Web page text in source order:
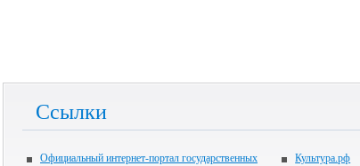
Ссылки
Официальный интернет-портал государственных
Культура.рф